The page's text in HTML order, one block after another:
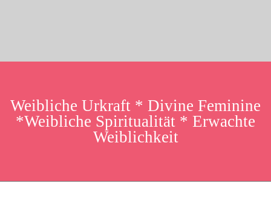
Weibliche Urkraft * Divine Feminine
*Weibliche Spiritualität * Erwachte
Weiblichkeit